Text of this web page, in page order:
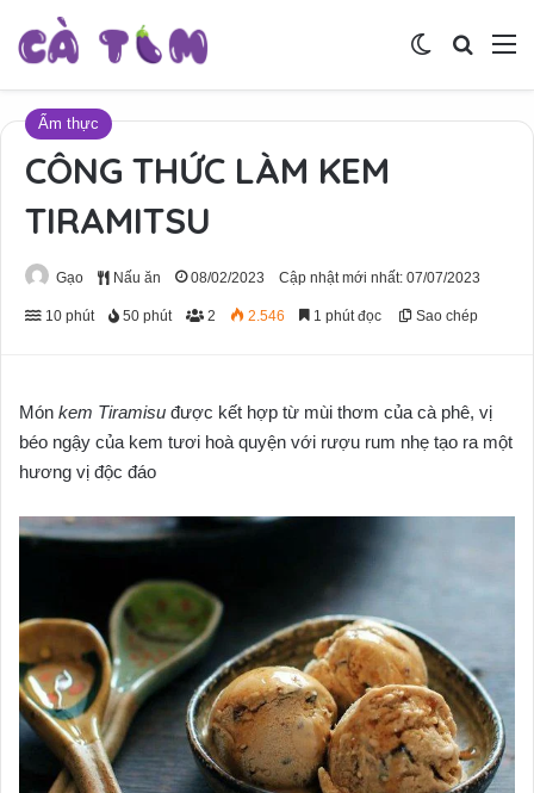
Tìm
Switch skin
Ẩm thực
CÔNG THỨC LÀM KEM
TIRAMITSU
Gạo Nấu ăn 08/02/2023 Cập nhật mới nhất: 07/07/2023
10 phút 50 phút 2 2.546 1 phút đọc Sao chép
Món kem Tiramisu được kết hợp từ mùi thơm của cà phê, vị
béo ngậy của kem tươi hoà quyện với rượu rum nhẹ tạo ra một
hương vị độc đáo